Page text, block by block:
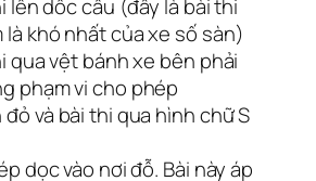
lên dốc cầu (đây là bài thi
là khó nhất của xe số sàn)
qua vệt bánh xe bên phải
phạm vi cho phép
và bài thi qua hình chữ S
dọc vào nơi đỗ. Bài này áp